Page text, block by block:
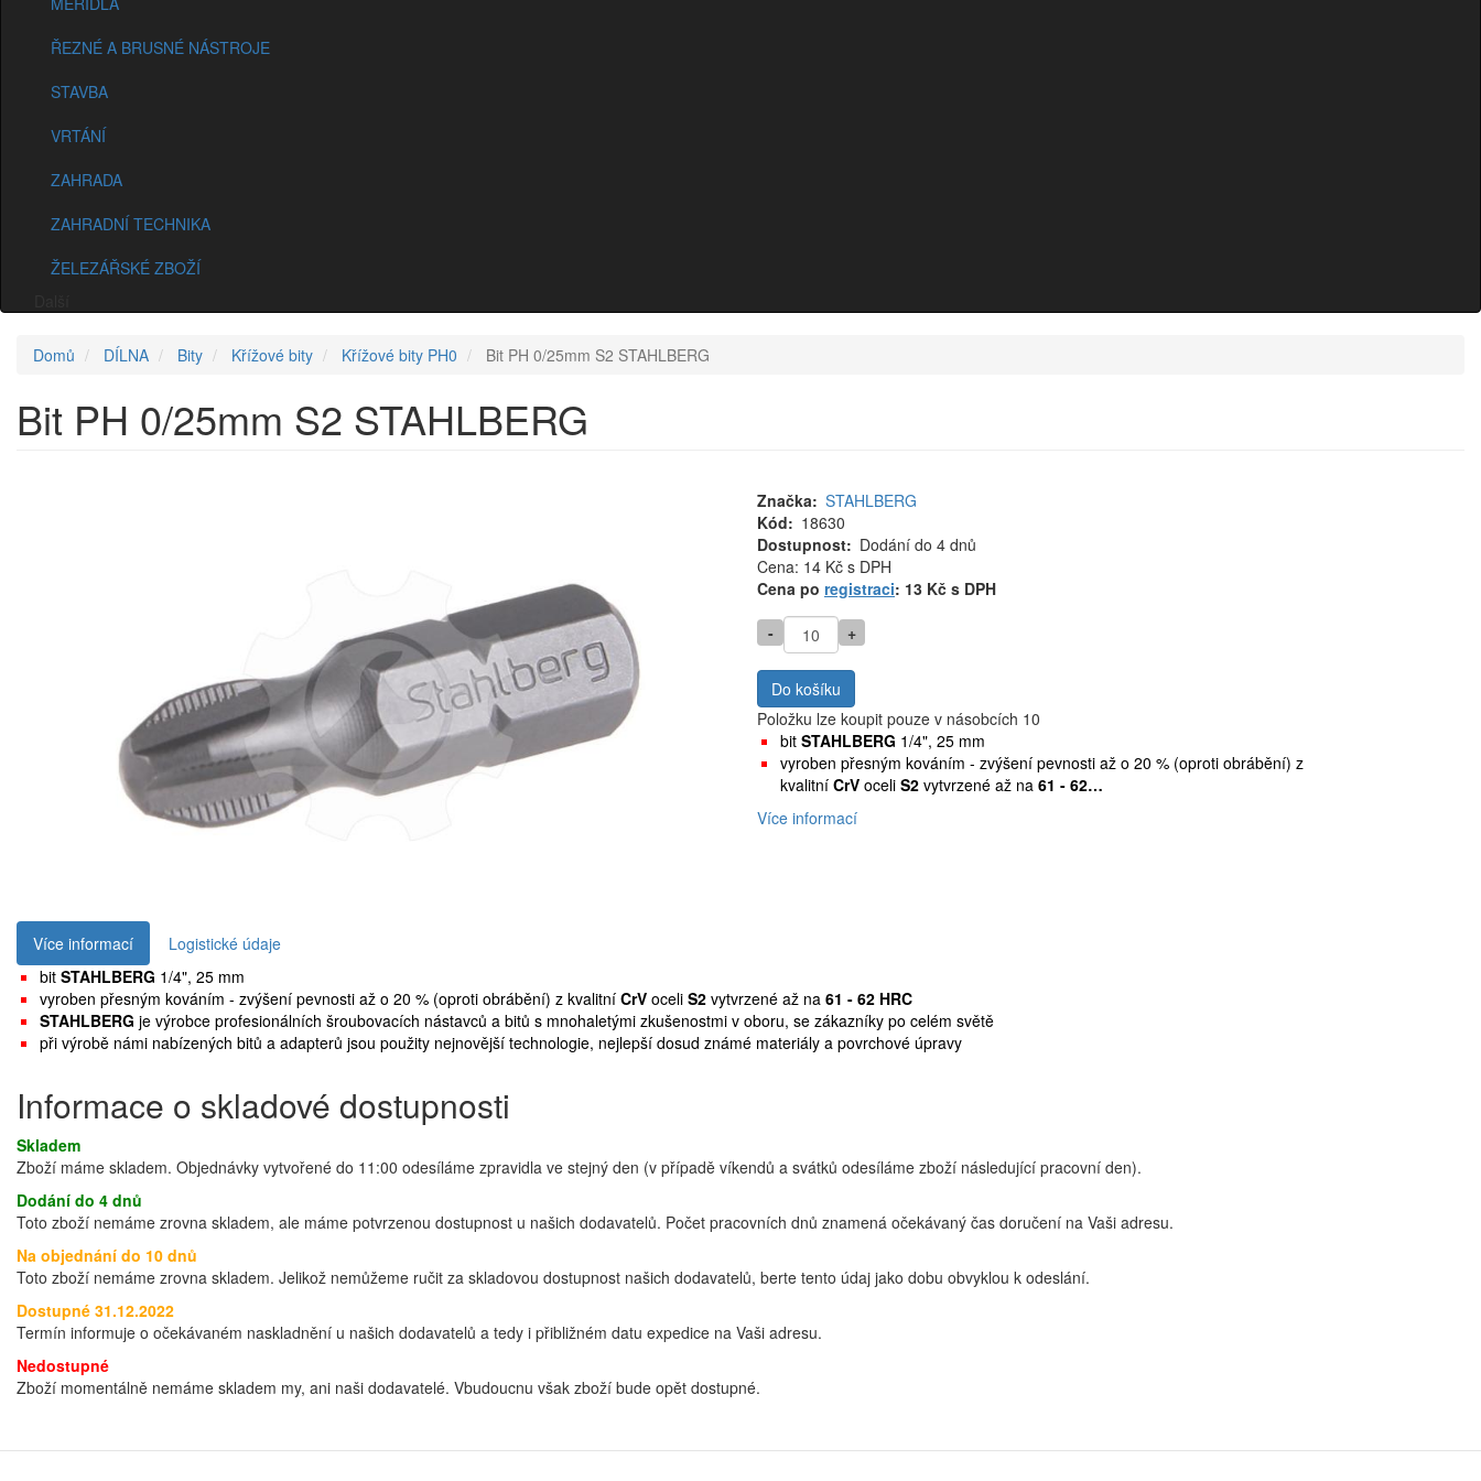
ŘEZNÉ A BRUSNÉ NÁSTROJE
STAVBA
VRTÁNÍ
ZAHRADA
ZAHRADNÍ TECHNIKA
ŽELEZÁŘSKÉ ZBOŽÍ
Domů DÍLNA Bity Křížové bity Křížové bity PH0 Bit PH 0/25mm S2 STAHLBERG
Bit PH 0/25mm S2 STAHLBERG
Značka STAHLBERG
Kód
18630
Dostupnost
Dodání do 4 dnů
Cena
MJ
Cena: 14 Kč s DPH
Cena po registraci: 13 Kč s DPH
-
+
Do košíku
Položku lze koupit pouze v násobcích 10
bit STAHLBERG 1/4", 25 mm
vyroben přesným kováním - zvýšení pevnosti až o 20 % (oproti obrábění) z
kvalitní CrV oceli S2 vytvrzené až na 61 - 62…
Více informací
Více informací
Logistické údaje
bit STAHLBERG 1/4", 25 mm
vyroben přesným kováním - zvýšení pevnosti až o 20 % (oproti obrábění) z kvalitní CrV oceli S2 vytvrzené až na 61 - 62 HRC
STAHLBERG je výrobce profesionálních šroubovacích nástavců a bitů s mnohaletými zkušenostmi v oboru, se zákazníky po celém světě
při výrobě námi nabízených bitů a adapterů jsou použity nejnovější technologie, nejlepší dosud známé materiály a povrchové úpravy
Informace o skladové dostupnosti
Skladem
Zboží máme skladem. Objednávky vytvořené do 11:00 odesíláme zpravidla ve stejný den (v případě víkendů a svátků odesíláme zboží následující pracovní den).
Dodání do 4 dnů
Toto zboží nemáme zrovna skladem, ale máme potvrzenou dostupnost u našich dodavatelů. Počet pracovních dnů znamená očekávaný čas doručení na Vaši adresu.
Na objednání do 10 dnů
Toto zboží nemáme zrovna skladem. Jelikož nemůžeme ručit za skladovou dostupnost našich dodavatelů, berte tento údaj jako dobu obvyklou k odeslání.
Dostupné 31.12.2022
Termín informuje o očekávaném naskladnění u našich dodavatelů a tedy i přibližném datu expedice na Vaši adresu.
Nedostupné
Zboží momentálně nemáme skladem my, ani naši dodavatelé. Vbudoucnu však zboží bude opět dostupné.